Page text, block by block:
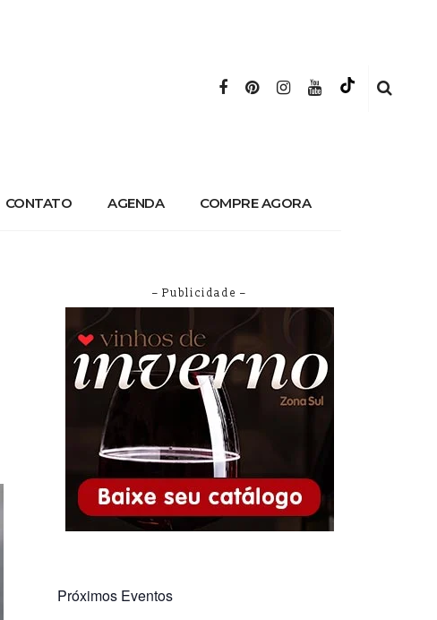
CONTATO AGENDA COMPRE AGORA
– Publicidade –
Próximos Eventos